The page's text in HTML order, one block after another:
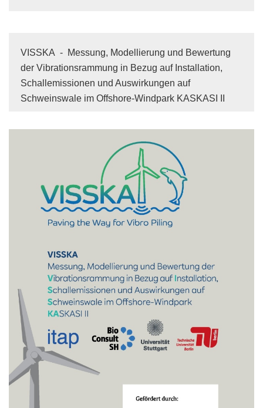
VISSKA - Messung, Modellierung und Bewertung
der Vibrationsrammung in Bezug auf Installation,
Schallemissionen und Auswirkungen auf
Schweinswale im Offshore-Windpark KASKASI II